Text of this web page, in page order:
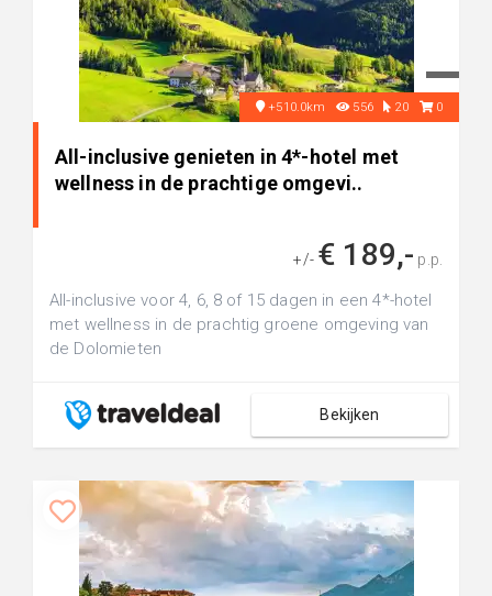
+510.0km 556 20 0
All-inclusive genieten in 4*-hotel met
wellness in de prachtige omgevi..
+/- € 189,- p.p.
All-inclusive voor 4, 6, 8 of 15 dagen in een 4*-hotel
met wellness in de prachtig groene omgeving van
de Dolomieten
Bekijken